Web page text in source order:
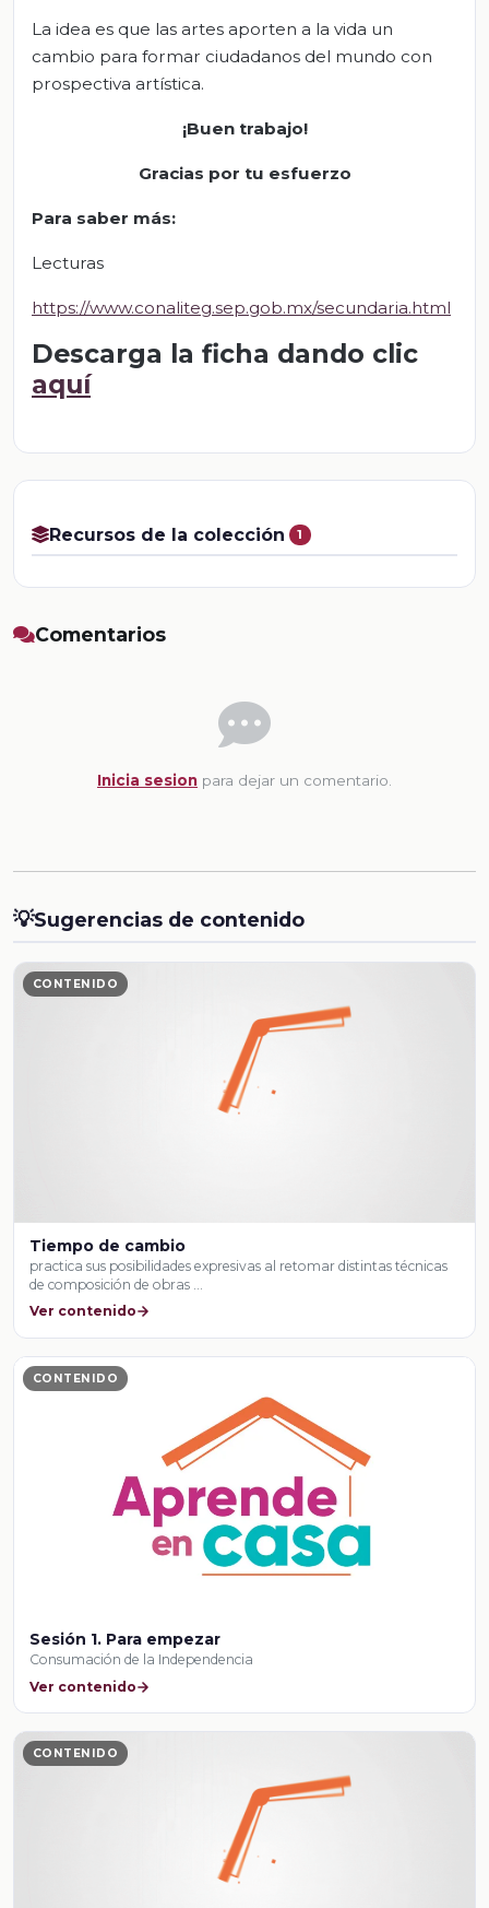
La idea es que las artes aporten a la vida un
cambio para formar ciudadanos del mundo con
prospectiva artística.
¡Buen trabajo!
Gracias por tu esfuerzo
Para saber más:
Lecturas
https://www.conaliteg.sep.gob.mx/secundaria.html
Descarga la ficha dando clic
aquí
Recursos de la colección 1
Comentarios
Inicia sesion para dejar un comentario.
💡Sugerencias de contenido
CONTENIDO
Tiempo de cambio
practica sus posibilidades expresivas al retomar distintas técnicas
de composición de obras …
Ver contenido
CONTENIDO
Sesión 1. Para empezar
Consumación de la Independencia
Ver contenido
CONTENIDO